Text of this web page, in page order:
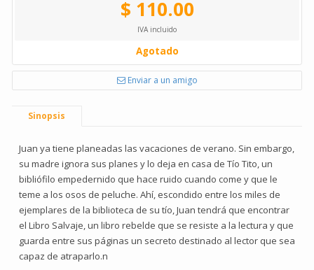
$ 110.00
IVA incluido
Agotado
Enviar a un amigo
Sinopsis
Juan ya tiene planeadas las vacaciones de verano. Sin embargo,
su madre ignora sus planes y lo deja en casa de Tío Tito, un
bibliófilo empedernido que hace ruido cuando come y que le
teme a los osos de peluche. Ahí, escondido entre los miles de
ejemplares de la biblioteca de su tío, Juan tendrá que encontrar
el Libro Salvaje, un libro rebelde que se resiste a la lectura y que
guarda entre sus páginas un secreto destinado al lector que sea
capaz de atraparlo.n